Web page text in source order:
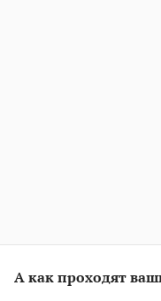
А как проходят